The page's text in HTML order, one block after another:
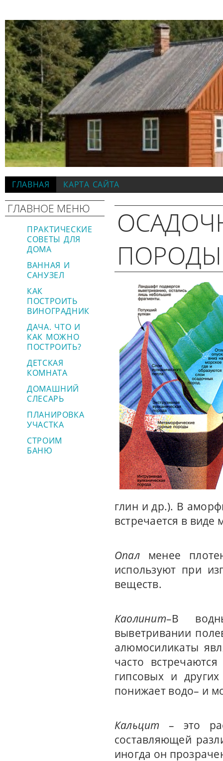
ГЛАВНАЯ КАРТА САЙТА
ГЛАВНОЕ МЕНЮ
ПРАКТИЧЕСКИЕ
СОВЕТЫ ДЛЯ
ДОМА
ВАННАЯ И
САНУЗЕЛ
КАК
ПОСТРОИТЬ
ВИНОГРАДНИК
ДАЧА. ЧТО И
КАК МОЖНО
ПОСТРОИТЬ?
ДЕТСКАЯ
КОМНАТА
ДОМАШНИЙ
СЛЕСАРЬ
ПЛАНИРОВКА
УЧАСТКА
СТРОИМ
БАНЮ
ПОРОДЫ
глин и др.). В
встречается в виде
Опалменее
используют при
веществ.
Каолинит–В
выветривании
алюмосиликаты
часто
гипсовых и
понижает водо– и
Кальцит – это
составляющей
иногда он